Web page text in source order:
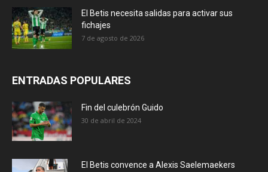
El Betis necesita salidas para activar sus
fichajes
7 de agosto de 2026
ENTRADAS POPULARES
Fin del culebrón Guido
30 de abril de 2024
El Betis convence a Alexis Saelemaekers